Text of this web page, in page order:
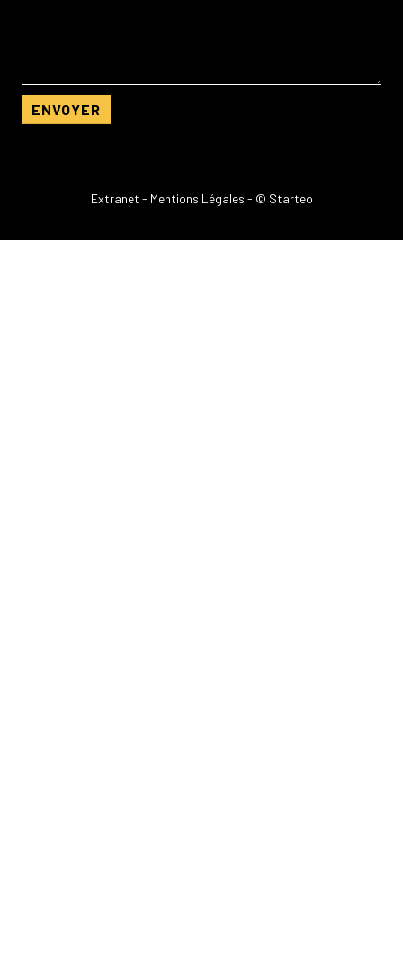
Extranet - Mentions Légales - © Starteo